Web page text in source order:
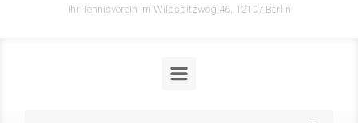
Ihr Tennisverein im Wildspitzweg 46, 12107 Berlin